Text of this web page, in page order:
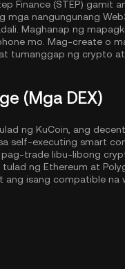
Finance (STEP) gamit
mga nangungunang
Maghanap ng
mo. Mag-create o
tumanggap ng crypto at
(Mga DEX)
ng KuCoin, ang
self-executing smart
trade libu-libong
tulad ng Ethereum at
ang isang compatible na